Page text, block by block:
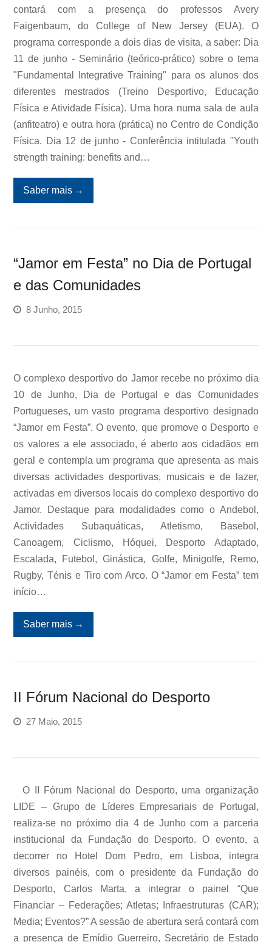
contará com a presença do professos Avery
Faigenbaum, do College of New Jersey (EUA). O
programa corresponde a dois dias de visita, a saber: Dia
11 de junho - Seminário (teórico-prático) sobre o tema
"Fundamental Integrative Training" para os alunos dos
diferentes mestrados (Treino Desportivo, Educação
Física e Atividade Física). Uma hora numa sala de aula
(anfiteatro) e outra hora (prática) no Centro de Condição
Física. Dia 12 de junho - Conferência intitulada "Youth
strength training: benefits and…
Saber mais →
“Jamor em Festa” no Dia de Portugal
e das Comunidades
8 Junho, 2015
O complexo desportivo do Jamor recebe no próximo dia
10 de Junho, Dia de Portugal e das Comunidades
Portugueses, um vasto programa desportivo designado
“Jamor em Festa”. O evento, que promove o Desporto e
os valores a ele associado, é aberto aos cidadãos em
geral e contempla um programa que apresenta as mais
diversas actividades desportivas, musicais e de lazer,
activadas em diversos locais do complexo desportivo do
Jamor. Destaque para modalidades como o Andebol,
Actividades Subaquáticas, Atletismo, Basebol,
Canoagem, Ciclismo, Hóquei, Desporto Adaptado,
Escalada, Futebol, Ginástica, Golfe, Minigolfe, Remo,
Rugby, Ténis e Tiro com Arco. O “Jamor em Festa” tem
início…
Saber mais →
II Fórum Nacional do Desporto
27 Maio, 2015
O II Fórum Nacional do Desporto, uma organização
LIDE – Grupo de Líderes Empresariais de Portugal,
realiza-se no próximo dia 4 de Junho com a parceria
institucional da Fundação do Desporto. O evento, a
decorrer no Hotel Dom Pedro, em Lisboa, integra
diversos painéis, com o presidente da Fundação do
Desporto, Carlos Marta, a integrar o painel “Que
Financiar – Federações; Atletas; Infraestruturas (CAR);
Media; Eventos?” A sessão de abertura será contará com
a presença de Emídio Guerreiro, Secretário de Estado